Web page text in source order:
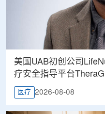
美国UAB初创公司
疗安全指导平台
医疗 2026-08-08